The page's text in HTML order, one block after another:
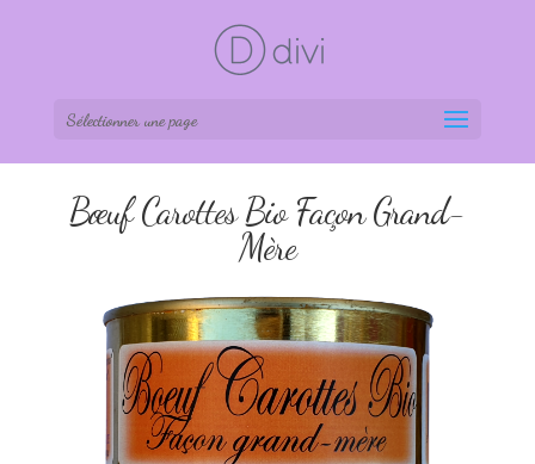
Sélectionner une page
Bœuf Carottes Bio Façon Grand-
Mère